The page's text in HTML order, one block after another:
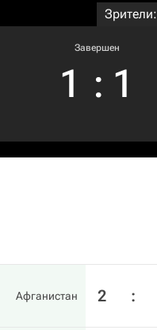
Зрители:
Завершен
1 : 1
Афганистан 2 :